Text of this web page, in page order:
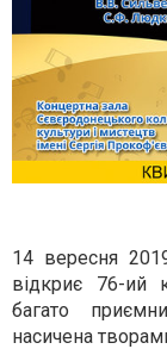
14 вересня
відкриє 76-ий
багато
насичена